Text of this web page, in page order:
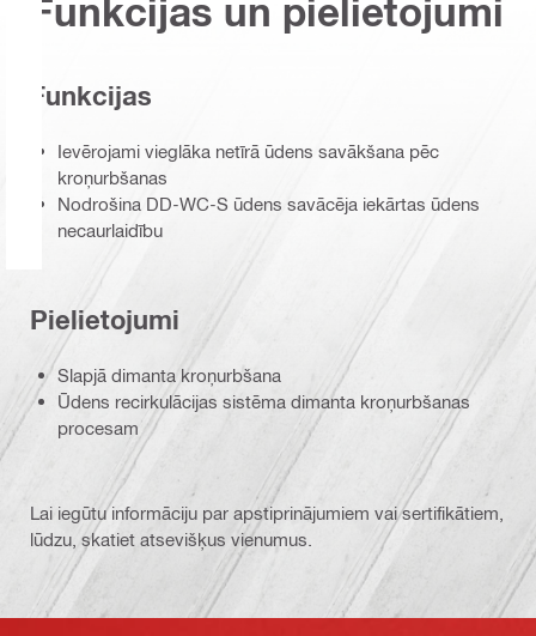
Funkcijas un pielietojumi
Funkcijas
Ievērojami vieglāka netīrā ūdens savākšana pēc
kroņurbšanas
Nodrošina DD-WC-S ūdens savācēja iekārtas ūdens
necaurlaidību
Pielietojumi
Slapjā dimanta kroņurbšana
Ūdens recirkulācijas sistēma dimanta kroņurbšanas
procesam
Lai iegūtu informāciju par apstiprinājumiem vai sertifikātiem,
lūdzu, skatiet atsevišķus vienumus.